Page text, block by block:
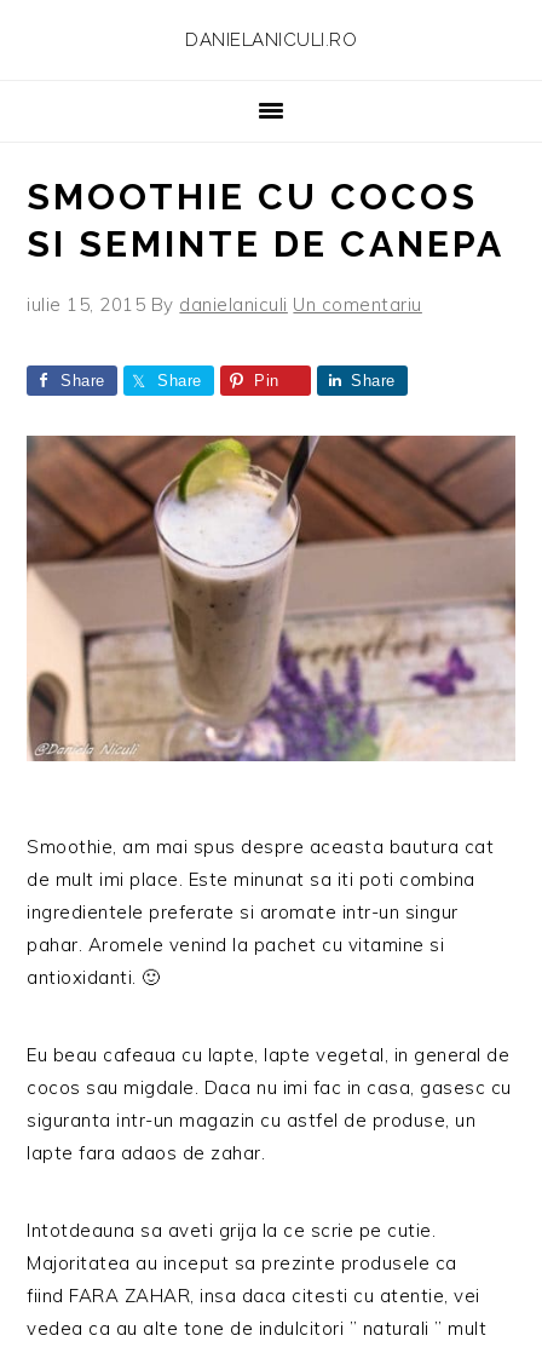
DANIELANICULI.RO
SMOOTHIE CU COCOS
SI SEMINTE DE CANEPA
iulie 15, 2015 By danielaniculi Un comentariu
Share Share Pin Share
Smoothie, am mai spus despre aceasta bautura cat
de mult imi place. Este minunat sa iti poti combina
ingredientele preferate si aromate intr-un singur
pahar. Aromele venind la pachet cu vitamine si
antioxidanti. 🙂
Eu beau cafeaua cu lapte, lapte vegetal, in general de
cocos sau migdale. Daca nu imi fac in casa, gasesc cu
siguranta intr-un magazin cu astfel de produse, un
lapte fara adaos de zahar.
Intotdeauna sa aveti grija la ce scrie pe cutie.
Majoritatea au inceput sa prezinte produsele ca
fiind FARA ZAHAR, insa daca citesti cu atentie, vei
vedea ca au alte tone de indulcitori ” naturali ” mult